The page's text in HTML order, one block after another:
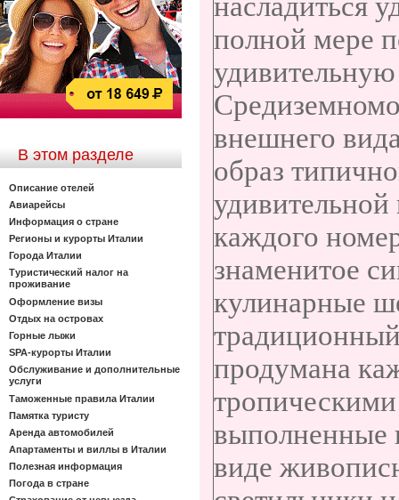
В этом разделе
Описание отелей
Авиарейсы
Информация о стране
Регионы и курорты Италии
Города Италии
Туристический налог на
проживание
Оформление визы
Отдых на островах
Горные лыжи
SPA-курорты Италии
Обслуживание и дополнительные
услуги
Таможенные правила Италии
Памятка туристу
Аренда автомобилей
Апартаменты и виллы в Италии
Полезная информация
Погода в стране
насладиться
полной мере
внешнего
образ
каждого
знаменитое
кулинарные
продумана
выполненные
виде